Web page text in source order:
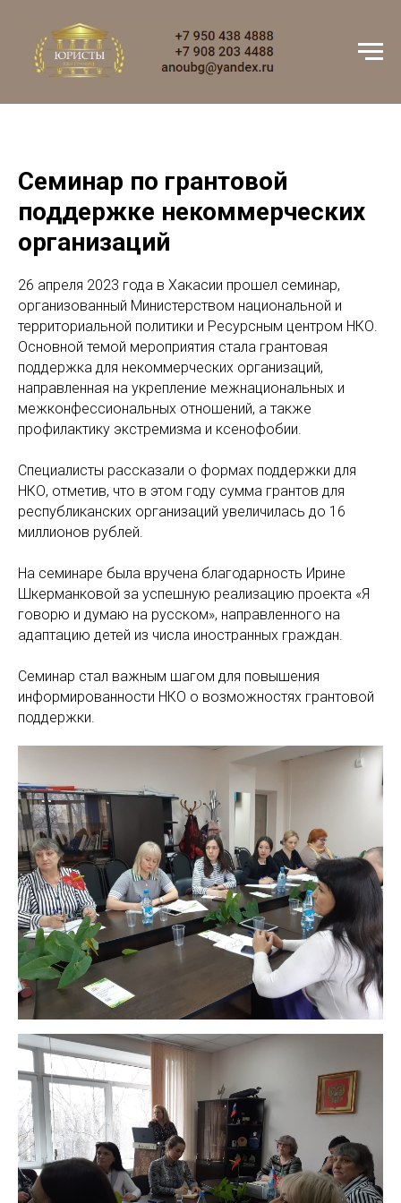
Семинар по грантовой
поддержке некоммерческих
организаций
26 апреля 2023 года в Хакасии прошел семинар,
организованный Министерством национальной и
территориальной политики и Ресурсным центром НКО.
Основной темой мероприятия стала грантовая
поддержка для некоммерческих организаций,
направленная на укрепление межнациональных и
межконфессиональных отношений, а также
профилактику экстремизма и ксенофобии.
Специалисты рассказали о формах поддержки для
НКО, отметив, что в этом году сумма грантов для
республиканских организаций увеличилась до 16
миллионов рублей.
На семинаре была вручена благодарность Ирине
Шкерманковой за успешную реализацию проекта «Я
говорю и думаю на русском», направленного на
адаптацию детей из числа иностранных граждан.
Семинар стал важным шагом для повышения
информированности НКО о возможностях грантовой
поддержки.